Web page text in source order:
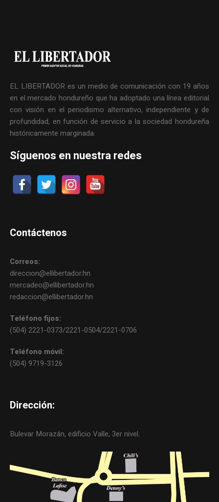
EL LIBERTADOR es un medio de comunicación con 19 años
en el mercado hondureño que ha adoptado una línea editorial
con visión en el periodismo alternativo, independiente y de
profundidad, en función de servicio a la sociedad hondureña
históricamente marginada.
Síguenos en nuestra redes
Contáctenos
Correos:
direccion@ellibertador.hn
mercadeo@ellibertador.hn
redaccion@ellibertador.hn
Teléfono fijos:
(504) 2221-0373/2221-0504/2221-0706
Teléfono móvil:
(504) 9719-3126
Dirección:
Bulevar Morazán, edificio Valle, 3er nivel.